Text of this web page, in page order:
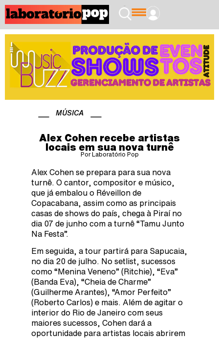
MÚSICA
Alex Cohen recebe artistas
locais em sua nova turnê
Por Laboratório Pop
Alex Cohen se prepara para sua nova
turnê. O cantor, compositor e músico,
que já embalou o Réveillon de
Copacabana, assim como as principais
casas de shows do país, chega à Piraí no
dia 07 de junho com a turnê “Tamu Junto
Na Festa”.
Em seguida, a tour partirá para Sapucaia,
no dia 20 de julho. No setlist, sucessos
como “Menina Veneno” (Ritchie), “Eva”
(Banda Eva), “Cheia de Charme”
(Guilherme Arantes), “Amor Perfeito”
(Roberto Carlos) e mais. Além de agitar o
interior do Rio de Janeiro com seus
maiores sucessos, Cohen dará a
oportunidade para artistas locais abrirem